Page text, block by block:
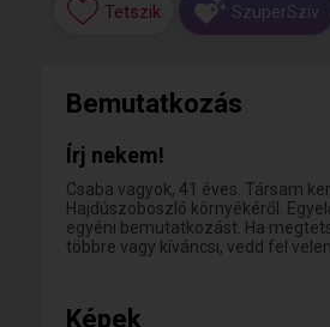
Tetszik SzuperSzív
Bemutatkozás
Írj nekem!
Csaba vagyok, 41 éves. Társam
Hajdúszoboszló környékéről.
egyéni bemutatkozást. Ha
többre vagy kíváncsi, vedd fel
Képek